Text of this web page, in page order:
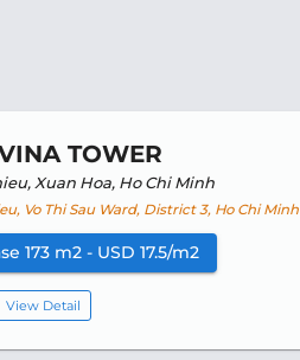
TOWER
Xuan Hoa, Ho Chi Minh
Vo Thi Sau Ward, District 3, Ho Chi Minh
173 m2 - USD 17.5/m2
View Detail